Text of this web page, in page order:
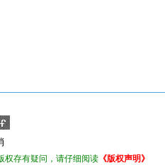
权存有疑问，请仔细阅读 《版权声明》